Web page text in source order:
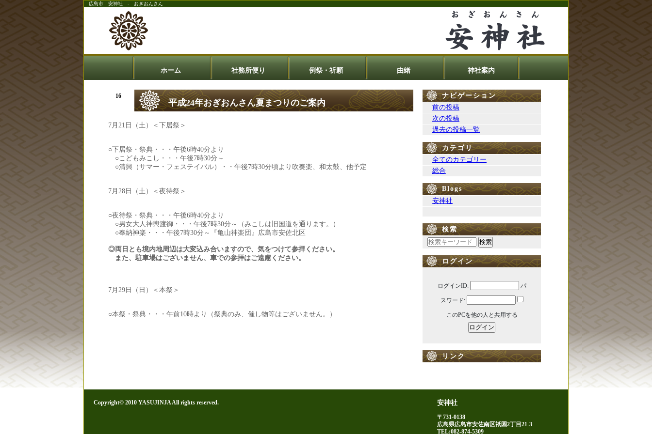
広島市 安神社 - おぎおんさん
ホーム 社務所便り 例祭・祈願 由緒 神社案内
16
平成24年おぎおんさん夏まつりのご案内
7月21日（土）＜下居祭＞
○下居祭・祭典・・・午後6時40分より
○こどもみこし・・・午後7時30分～
○清興（サマー・フェステイバル）・・午後7時30分頃より吹奏楽、和太鼓、他予定
7月28日（土）＜夜待祭＞
○夜待祭・祭典・・・午後6時40分より
○男女大人神輿渡御・・・午後7時30分～（みこしは旧国道を通ります。）
○奉納神楽・・・午後7時30分～『亀山神楽団』広島市安佐北区
◎両日とも境内地周辺は大変込み合いますので、気をつけて参拝ください。
また、駐車場はございません、車での参拝はご遠慮ください。
7月29日（日）＜本祭＞
○本祭・祭典・・・午前10時より（祭典のみ、催し物等はございません。）
ナビゲーション
前の投稿
次の投稿
過去の投稿一覧
カテゴリ
全てのカテゴリー
総合
Blogs
安神社
検索
ログイン
ログインID: パ
スワード:
このPCを他の人と共用する
リンク
Copyright© 2010 YASUJINJA All rights reserved. 安神社
〒731-0138
広島県広島市安佐南区祇園2丁目21-3
TEL:082-874-5309